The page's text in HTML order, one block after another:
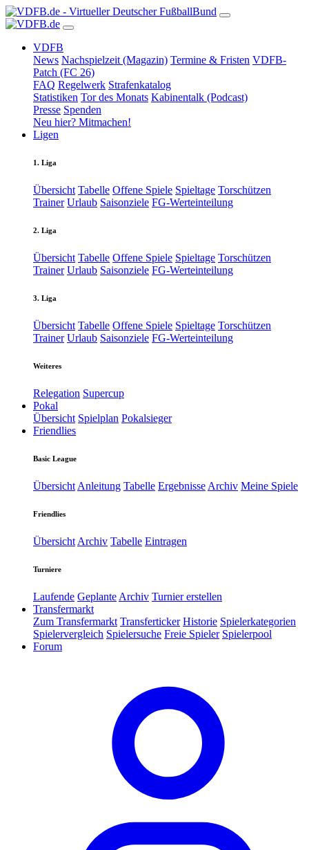
VDFB
News Nachspielzeit (Magazin) Termine & Fristen VDFB-
Patch (FC 26)
FAQ Regelwerk Strafenkatalog
Statistiken Tor des Monats Kabinentalk (Podcast)
Presse Spenden
Neu hier? Mitmachen!
Ligen
1. Liga
Übersicht Tabelle Offene Spiele Spieltage Torschützen
Trainer Urlaub Saisonziele FG-Werteinteilung
2. Liga
Übersicht Tabelle Offene Spiele Spieltage Torschützen
Trainer Urlaub Saisonziele FG-Werteinteilung
3. Liga
Übersicht Tabelle Offene Spiele Spieltage Torschützen
Trainer Urlaub Saisonziele FG-Werteinteilung
Weiteres
Relegation Supercup
Pokal
Übersicht Spielplan Pokalsieger
Friendlies
Basic League
Übersicht Anleitung Tabelle Ergebnisse Archiv Meine Spiele
Friendlies
Übersicht Archiv Tabelle Eintragen
Turniere
Laufende Geplante Archiv Turnier erstellen
Transfermarkt
Zum Transfermarkt Transferticker Historie Spielerkategorien
Spielervergleich Spielersuche Freie Spieler Spielerpool
Forum